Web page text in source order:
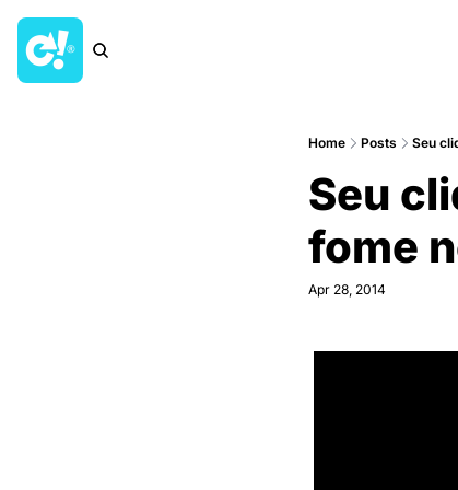
Home Posts Seu
Seu
fome
Apr 28, 2014